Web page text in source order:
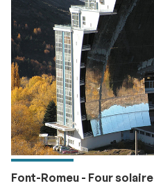
Font-Romeu - Four solaire